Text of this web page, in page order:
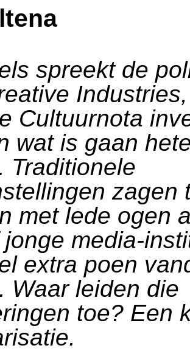
spreekt de
Cultuurnota
wat is gaan
Traditionele
zagen
met lede ogen
media-
extra poen
Waar leiden die
toe? Een